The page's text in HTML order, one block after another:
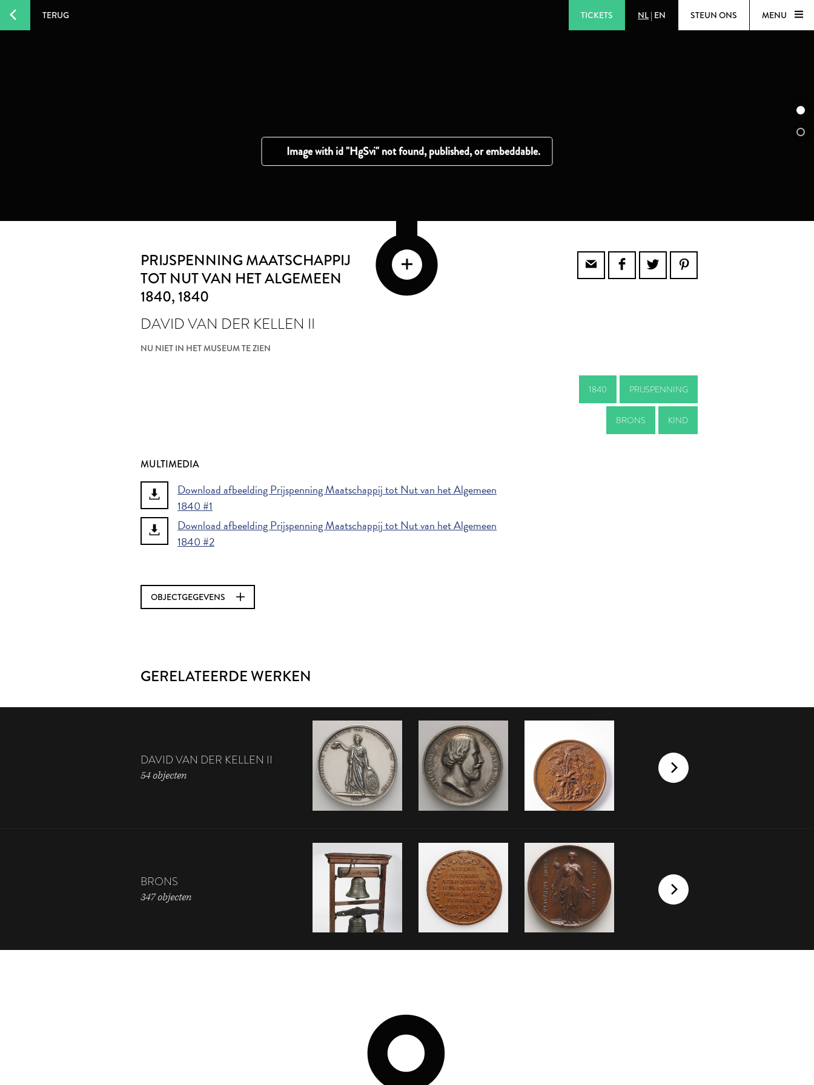
TERUG TICKETS NL | EN STEUN ONS MENU
PRIJSPENNING MAATSCHAPPIJ
TOT NUT VAN HET ALGEMEEN
1840, 1840
DAVID VAN DER KELLEN II
NU NIET IN HET MUSEUM TE ZIEN
1840 PRIJSPENNING
BRONS KIND
MULTIMEDIA
Download afbeelding Prijspenning Maatschappij tot Nut van het Algemeen
1840 #1
Download afbeelding Prijspenning Maatschappij tot Nut van het Algemeen
1840 #2
OBJECTGEGEVENS
GERELATEERDE WERKEN
DAVID VAN DER KELLEN II
54 objecten
BRONS
347 objecten